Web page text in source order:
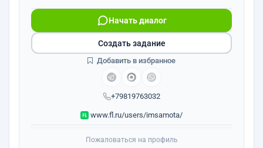
+79819763032
Начать диалог
www.fl.ru/users/imsamota/
Создать задание
Добавить в избранное
Пожаловаться на профиль